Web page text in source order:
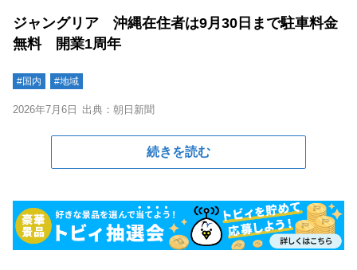
ジャングリア 沖縄在住者は9月30日まで駐車料金
無料 開業1周年
#国内 #地域
2026年7月6日 出典：朝日新聞
続きを読む